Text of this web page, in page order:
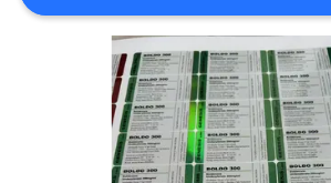
VAKALAR
SITEMAP
PRIVACY